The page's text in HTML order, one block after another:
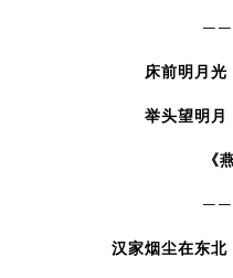
——
床前明月光
举头望明月
《
——
汉家烟尘在东北